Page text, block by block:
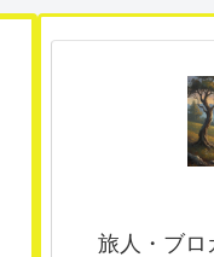
旅人・ブロ